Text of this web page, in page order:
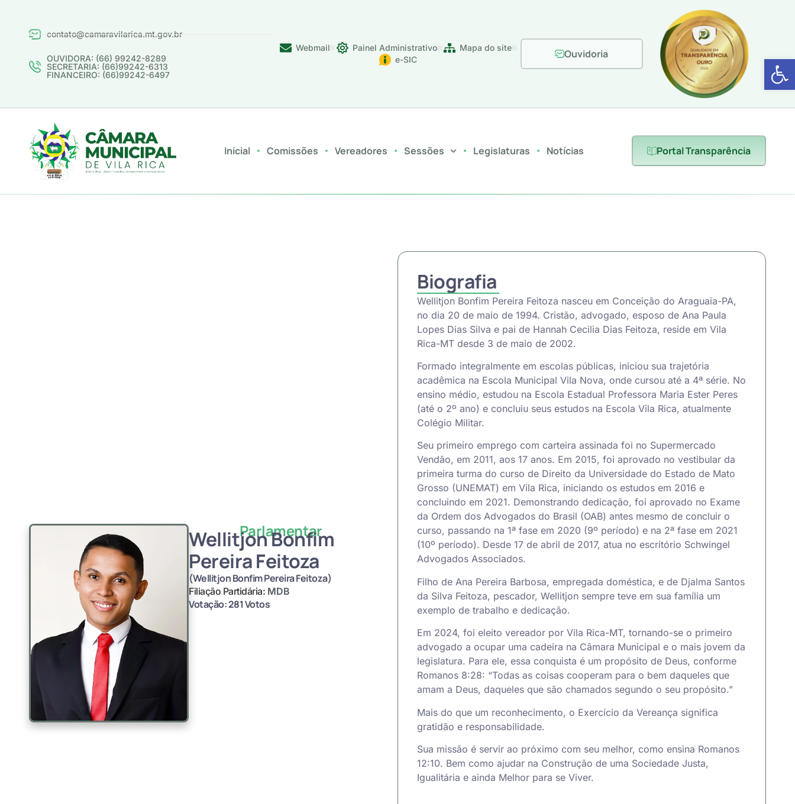
Abrir
contato@camaravilarica.mt.gov.br
OUVIDORA: (66) 99242-8289
SECRETARIA: (66)99242-6313
FINANCEIRO: (66)99242-6497
Webmail Painel Administrativo
Mapa do site
e-SIC
Ouvidoria
Inicial Comissões Vereadores Sessões Legislaturas Notícias Portal Transparência
Parlamentar
Wellitjon Bonfim
Pereira Feitoza
(Wellitjon Bonfim Pereira Feitoza)
Filiação Partidária: MDB
Votação: 281 Votos
Biografia
Wellitjon Bonfim Pereira Feitoza nasceu em Conceição do Araguaia-PA,
no dia 20 de maio de 1994. Cristão, advogado, esposo de Ana Paula
Lopes Dias Silva e pai de Hannah Cecilia Dias Feitoza, reside em Vila
Rica-MT desde 3 de maio de 2002.
Formado integralmente em escolas públicas, iniciou sua trajetória
acadêmica na Escola Municipal Vila Nova, onde cursou até a 4ª série. No
ensino médio, estudou na Escola Estadual Professora Maria Ester Peres
(até o 2º ano) e concluiu seus estudos na Escola Vila Rica, atualmente
Colégio Militar.
Seu primeiro emprego com carteira assinada foi no Supermercado
Vendão, em 2011, aos 17 anos. Em 2015, foi aprovado no vestibular da
primeira turma do curso de Direito da Universidade do Estado de Mato
Grosso (UNEMAT) em Vila Rica, iniciando os estudos em 2016 e
concluindo em 2021. Demonstrando dedicação, foi aprovado no Exame
da Ordem dos Advogados do Brasil (OAB) antes mesmo de concluir o
curso, passando na 1ª fase em 2020 (9º período) e na 2ª fase em 2021
(10º período). Desde 17 de abril de 2017, atua no escritório Schwingel
Advogados Associados.
Filho de Ana Pereira Barbosa, empregada doméstica, e de Djalma Santos
da Silva Feitoza, pescador, Wellitjon sempre teve em sua família um
exemplo de trabalho e dedicação.
Em 2024, foi eleito vereador por Vila Rica-MT, tornando-se o primeiro
advogado a ocupar uma cadeira na Câmara Municipal e o mais jovem da
legislatura. Para ele, essa conquista é um propósito de Deus, conforme
Romanos 8:28: “Todas as coisas cooperam para o bem daqueles que
amam a Deus, daqueles que são chamados segundo o seu propósito.”
Mais do que um reconhecimento, o Exercício da Vereança significa
gratidão e responsabilidade.
Sua missão é servir ao próximo com seu melhor, como ensina Romanos
12:10. Bem como ajudar na Construção de uma Sociedade Justa,
Igualitária e ainda Melhor para se Viver.